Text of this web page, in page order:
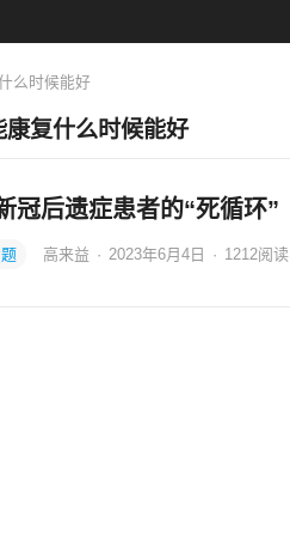
么时候能好
复什么时候能好
冠后遗症患者的“死循环”
高来益 · 2023年6月4日 · 1212阅读